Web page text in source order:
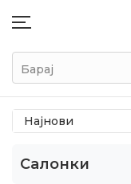
Барај
Салонки